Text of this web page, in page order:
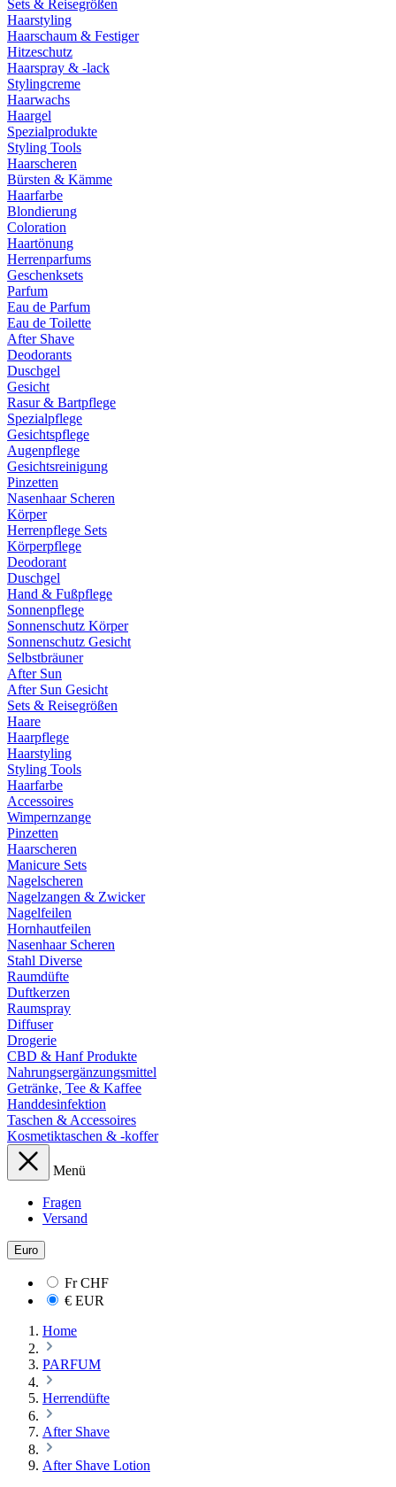
Sets & Reisegrößen
Haarstyling
Haarschaum & Festiger
Hitzeschutz
Haarspray & -lack
Stylingcreme
Haarwachs
Haargel
Spezialprodukte
Styling Tools
Haarscheren
Bürsten & Kämme
Haarfarbe
Blondierung
Coloration
Haartönung
Herrenparfums
Geschenksets
Parfum
Eau de Parfum
Eau de Toilette
After Shave
Deodorants
Duschgel
Gesicht
Rasur & Bartpflege
Spezialpflege
Gesichtspflege
Augenpflege
Gesichtsreinigung
Pinzetten
Nasenhaar Scheren
Körper
Herrenpflege Sets
Körperpflege
Deodorant
Duschgel
Hand & Fußpflege
Sonnenpflege
Sonnenschutz Körper
Sonnenschutz Gesicht
Selbstbräuner
After Sun
After Sun Gesicht
Sets & Reisegrößen
Haare
Haarpflege
Haarstyling
Styling Tools
Haarfarbe
Accessoires
Wimpernzange
Pinzetten
Haarscheren
Manicure Sets
Nagelscheren
Nagelzangen & Zwicker
Nagelfeilen
Hornhautfeilen
Nasenhaar Scheren
Stahl Diverse
Raumdüfte
Duftkerzen
Raumspray
Diffuser
Drogerie
CBD & Hanf Produkte
Nahrungsergänzungsmittel
Getränke, Tee & Kaffee
Handdesinfektion
Taschen & Accessoires
Kosmetiktaschen & -koffer
Menü
Fragen
Versand
Euro
FrCHF
€ EUR
Home
PARFUM
Herrendüfte
After Shave
After Shave Lotion